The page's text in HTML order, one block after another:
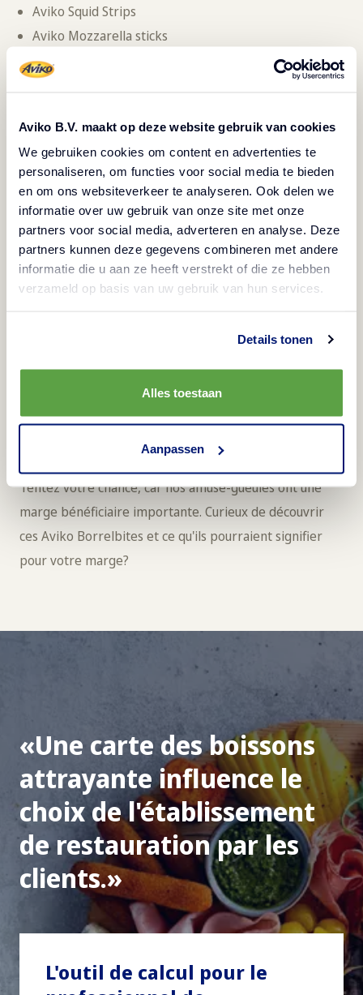
Aviko B.V. maakt op deze website gebruik van cookies
We gebruiken cookies om content en advertenties te
personaliseren, om functies voor social media te bieden
en om ons websiteverkeer te analyseren. Ook delen we
informatie over uw gebruik van onze site met onze
partners voor social media, adverteren en analyse. Deze
partners kunnen deze gegevens combineren met andere
informatie die u aan ze heeft verstrekt of die ze hebben
verzameld op basis van uw gebruik van hun services.
Details tonen
Alles toestaan
Aanpassen
Aviko Squid Strips
Aviko Mozzarella sticks
Aviko Philadelphia snacks
Aviko Spicy Jacket Wedges
Accompagnement : mangue, jambon cru, noix de
wasabi, rouleaux de mortadelle, dattes ou figues
séchées, morceaux de brie, toast/canapé, oignons
d'Amsterdam ou cornichons aigre-doux.
Calculez votre marge
amuse-gueules originaux
grâce à notre outil de
Tentez votre chance, car nos amuse-gueules ont une
marge bénéficiaire importante. Curieux de découvrir
ces Aviko Borrelbites et ce qu'ils pourraient signifier
pour votre marge?
Une carte des boissons
attrayante influence le
choix de l'établissement
de restauration par les
clients.
L'outil de calcul pour le